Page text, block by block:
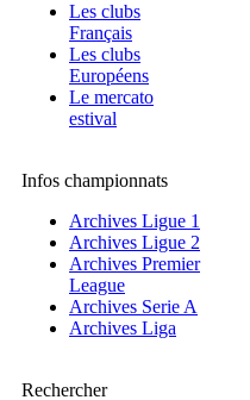
Les clubs
Français
Les clubs
Européens
Le mercato
estival
Infos championnats
Archives Ligue 1
Archives Ligue 2
Archives Premier
League
Archives Serie A
Archives Liga
Rechercher